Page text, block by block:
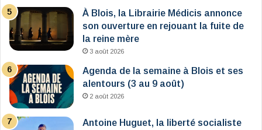
À Blois, la Librairie Médicis annonce
son ouverture en rejouant la fuite de
la reine mère
3 août 2026
Agenda de la semaine à Blois et ses
alentours (3 au 9 août)
2 août 2026
Antoine Huguet, la liberté socialiste